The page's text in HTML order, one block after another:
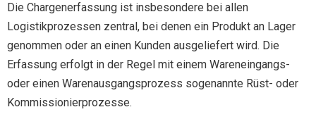
Die Chargenerfassung ist insbesondere bei allen
Logistikprozessen zentral, bei denen ein Produkt an Lager
genommen oder an einen Kunden ausgeliefert wird. Die
Erfassung erfolgt in der Regel mit einem Wareneingangs-
oder einen Warenausgangsprozess sogenannte Rüst- oder
Kommissionierprozesse.